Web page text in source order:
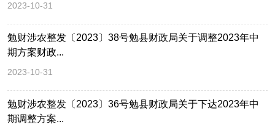
2023-10-31
勉财涉农整发〔2023〕38号勉县财政局关于调整2023年中
期方案财政...
2023-10-31
勉财涉农整发〔2023〕36号勉县财政局关于下达2023年中
期调整方案...